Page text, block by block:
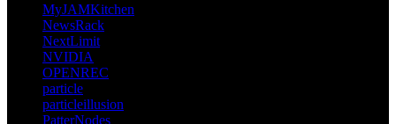
MyJAMKitchen
NewsRack
NextLimit
NVIDIA
OPENREC
particle
particleillusion
PatterNodes